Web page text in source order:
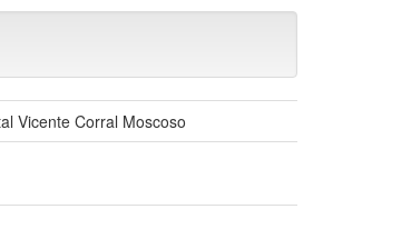
Vicente Corral Moscoso